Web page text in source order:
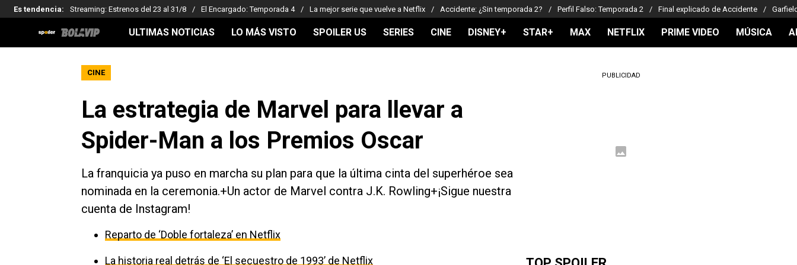
Es tendencia: Streaming: Estrenos del 23 al 31/8 El Encargado: Temporada 4 La mejor serie que vuelve a Netflix Accidente: ¿Sin temporada 2? Perfil Falso: Temporada 2 Final explicado de Accidente
ULTIMAS NOTICIAS LO MÁS VISTO SPOILER US SERIES CINE DISNEY+ STAR+ MAX NETFLIX PRIME VIDEO MÚSICA
CINE
La estrategia de Marvel para llevar a
Spider-Man a los Premios Oscar
La franquicia ya puso en marcha su plan para que la última cinta del superhéroe sea
nominada en la ceremonia.+Un actor de Marvel contra J.K. Rowling+¡Sigue nuestra
cuenta de Instagram!
Reparto de ‘Doble fortaleza’ en Netflix
La historia real detrás de ‘El secuestro de 1993’ de Netflix
PUBLICIDAD